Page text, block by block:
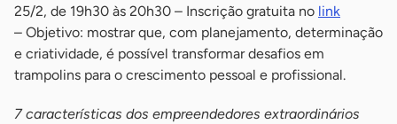
25/2, de 19h30 às 20h30 – Inscrição gratuita no link
– Objetivo: mostrar que, com planejamento, determinação
e criatividade, é possível transformar desafios em
trampolins para o crescimento pessoal e profissional.
7 características dos empreendedores extraordinários